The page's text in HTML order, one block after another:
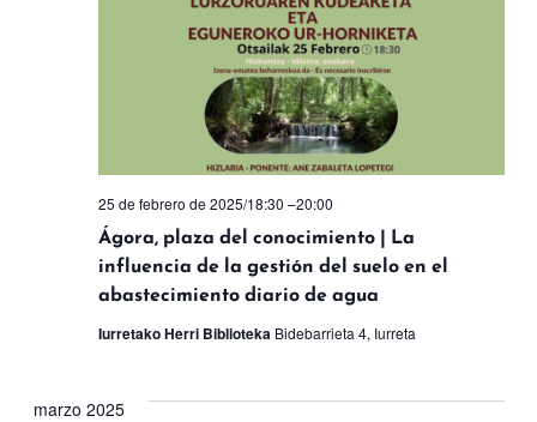
25 de febrero de 2025/18:30 –20:00
Ágora, plaza del conocimiento | La
influencia de la gestión del suelo en el
abastecimiento diario de agua
Iurretako Herri Biblioteka Bidebarrieta 4, Iurreta
marzo 2025